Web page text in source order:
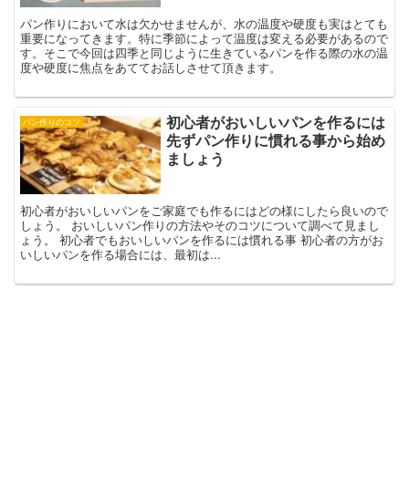
パン作りにおいて水は欠かせませんが、水の温度や硬度も実はとても
重要になってきます。特に季節によって温度は変える必要があるので
す。そこで今回は四季と同じように生きているパンを作る際の水の温
度や硬度に焦点をあててお話しさせて頂きます。
パン作りのコツ
初心者がおいしいパンを作るには
先ずパン作りに慣れる事から始め
ましょう
初心者がおいしいパンをご家庭でも作るにはどの様にしたら良いので
しょう。 おいしいパン作りの方法やそのコツについて調べて見まし
ょう。 初心者でもおいしいパンを作るには慣れる事 初心者の方がお
いしいパンを作る場合には、最初は...